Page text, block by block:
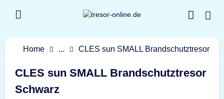
Home ... CLES sun SMALL Brandschutztresor
CLES sun SMALL Brandschutztresor
Schwarz